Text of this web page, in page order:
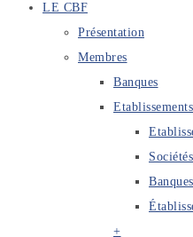
LE CBF
Présentation
Membres
Banques
+